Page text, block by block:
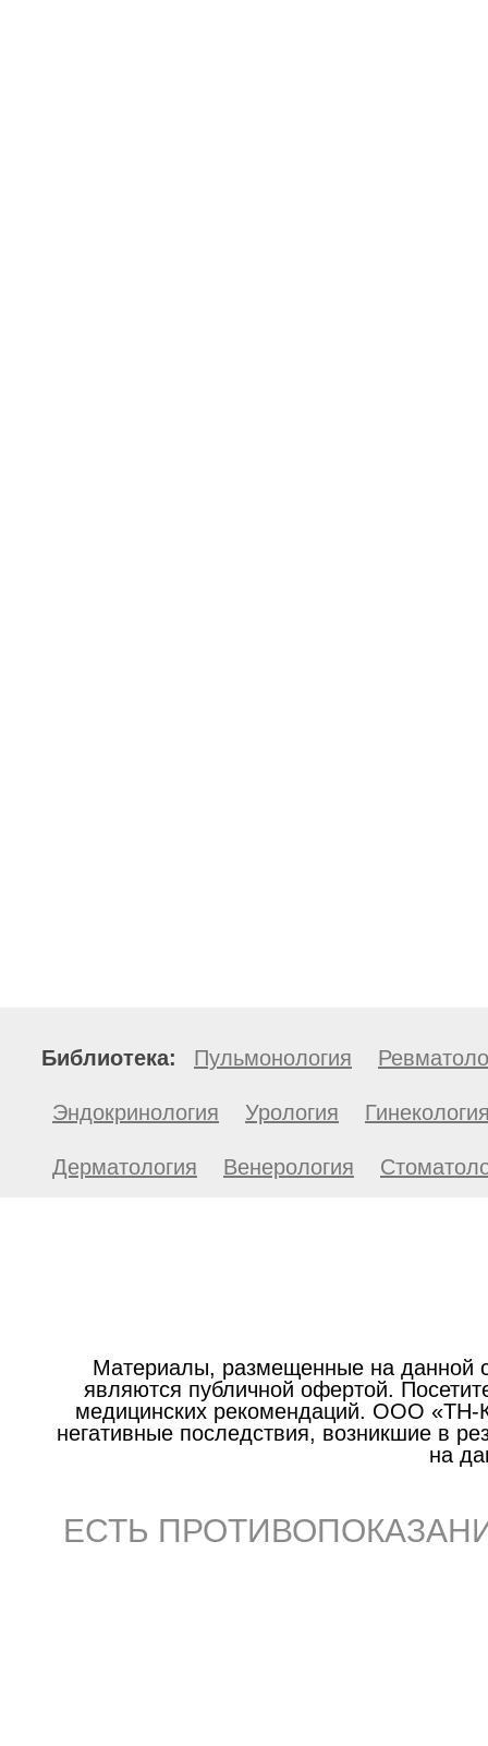
Библиотека: Пульмонология
Эндокринология Урология
Дерматология Венерология
Материалы, размещенные на данной
являются публичной офертой.
медицинских рекомендаций. ООО «ТН-
негативные последствия, возникшие в
на
ЕСТЬ